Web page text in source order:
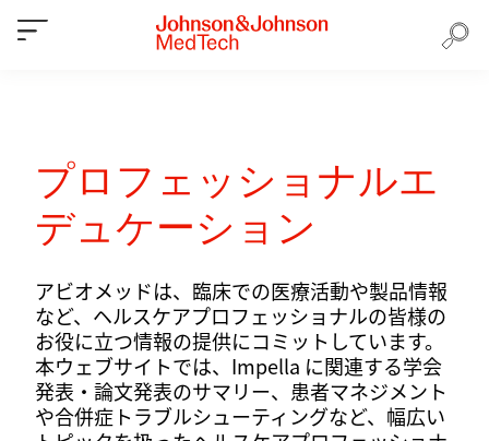
プロフェッショナルエ
デュケーション
アビオメッドは、臨床での医療活動や製品情報
など、ヘルスケアプロフェッショナルの皆様の
お役に立つ情報の提供にコミットしています。
本ウェブサイトでは、Impella に関連する学会
発表・論文発表のサマリー、患者マネジメント
や合併症トラブルシューティングなど、幅広い